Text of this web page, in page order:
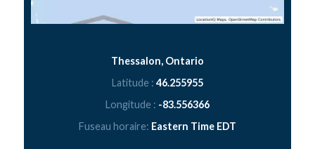
Thessalon, Ontario
Latitude : 46.255955
Longitude : -83.556366
Fuseau horaire: Eastern Time EDT